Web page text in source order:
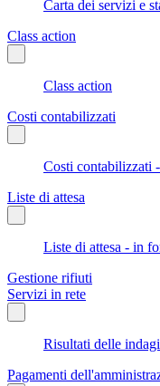
Carta dei servizi e
Class action
Class action
Costi contabilizzati
Costi contabilizzati
Liste di attesa
Liste di attesa - in
Gestione rifiuti
Servizi in rete
Risultati delle
Pagamenti